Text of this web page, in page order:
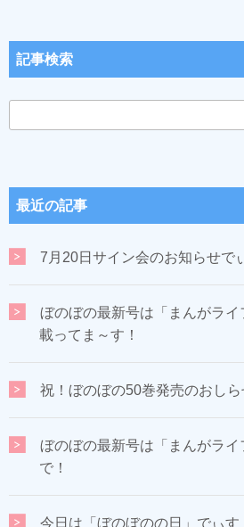
記事検索
最近の記事
7月20日サイン会のお知らせで
ぼのぼの最新号は「まんがラ
載ってま～す！
祝！ぼのぼの50巻発売のおしら
ぼのぼの最新号は「まんがライ
で！
今日は「ぼのぼのの日」でぃす